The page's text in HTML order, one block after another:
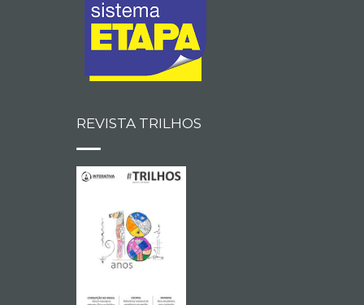
REVISTA TRILHOS